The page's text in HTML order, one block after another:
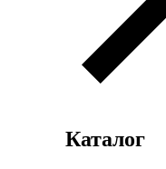
Каталог